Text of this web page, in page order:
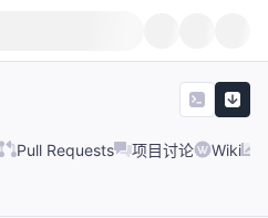
Pull Requests 项目讨论 Wiki